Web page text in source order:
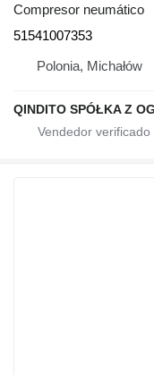
Compresor neumático
51541007353
Polonia, Michałów